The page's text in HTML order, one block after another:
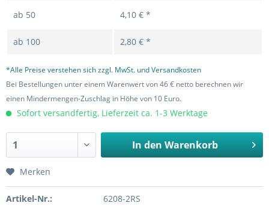
ab 50 4,10 € *
ab 100 2,80 € *
*Alle Preise verstehen sich zzgl. MwSt. und Versandkosten
Bei Bestellungen unter einem Warenwert von 46 € netto berechnen wir
einen Mindermengen-Zuschlag in Höhe von 10 Euro.
Sofort versandfertig, Lieferzeit ca. 1-3 Werktage
In den Warenkorb
Merken
Artikel-Nr.: 6208-2RS